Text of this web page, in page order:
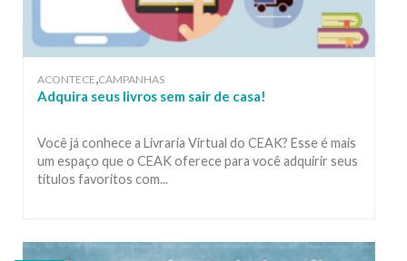
ACONTECE,CAMPANHAS
Adquira seus livros sem sair de casa!
Você já conhece a Livraria Virtual do CEAK? Esse é mais
um espaço que o CEAK oferece para você adquirir seus
títulos favoritos com...